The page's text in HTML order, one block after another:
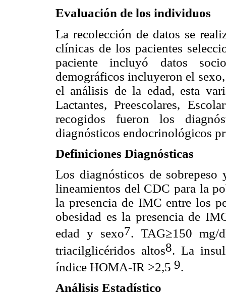
Evaluación de los individuos
La recolección de datos se
clínicas de los pacientes
paciente incluyó datos
demográficos incluyeron el
el análisis de la edad, esta
Lactantes, Preescolares,
recogidos fueron los
diagnósticos endocrinológicos
Definiciones Diagnósticas
Los diagnósticos de sobrepeso
lineamientos del CDC para la
la presencia de IMC entre los
obesidad es la presencia de
edad y sexo7. TAG≥150 mg/
triacilglicéridos altos8. La
índice HOMA-IR >2,5 9.
Análisis Estadístico